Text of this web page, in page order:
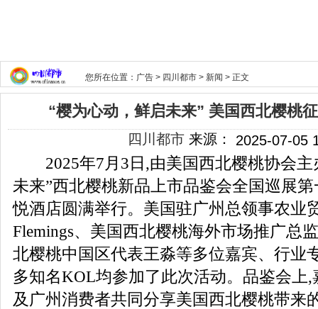
您所在位置： 广告 > 四川都市 > 新闻 > 正文
“樱为心动，鲜启未来” 美国西北樱桃
四川都市 来源： 2025-07-05
2025年7月3日,由美国西北樱桃协会主
未来”西北樱桃新品上市品鉴会全国巡展
悦酒店圆满举行。美国驻广州总领事农业
Flemings、美国西北樱桃海外市场推广总
北樱桃中国区代表王淼等多位嘉宾、行业
多知名KOL均参加了此次活动。品鉴会上
及广州消费者共同分享美国西北樱桃带来